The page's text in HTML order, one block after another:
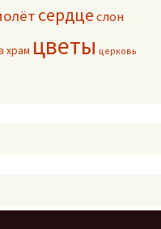
сердцеслон
храм цветы церковь